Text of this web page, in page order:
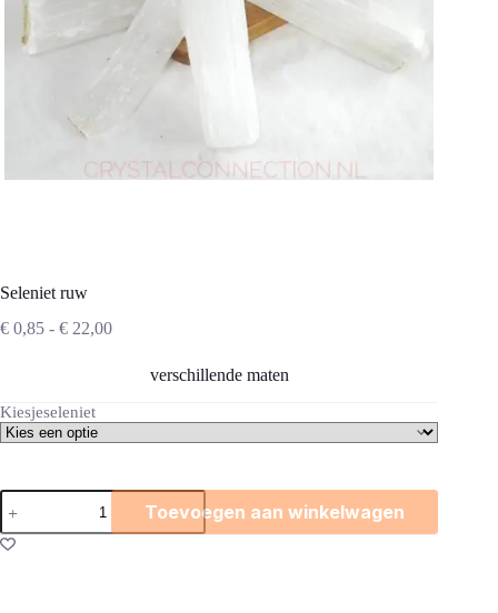
Seleniet ruw
€ 0,85 - € 22,00Prijsklasse:
€ 22,00
verschillende maten
Kiesjeseleniet
Seleniet
ruw
aantal
Toevoegen aan winkelwagen